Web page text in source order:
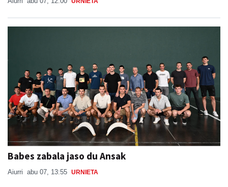
Babes zabala jaso du Ansak
Aiurri abu 07, 13:55 URNIETA